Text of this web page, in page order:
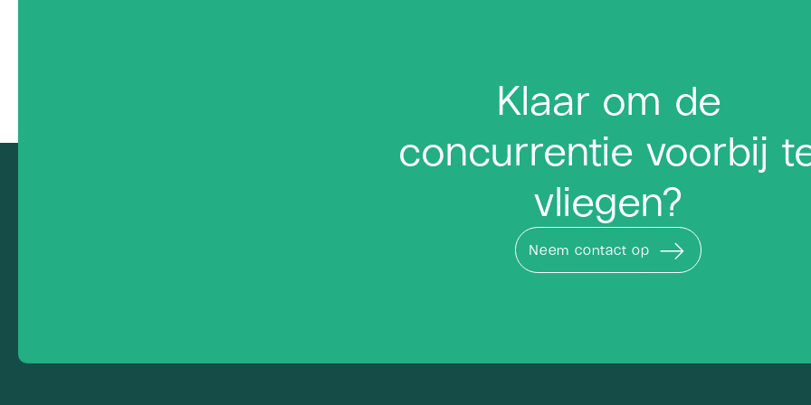
Klaar om de
concurrentie voorbij
vliegen?
Neem contact op